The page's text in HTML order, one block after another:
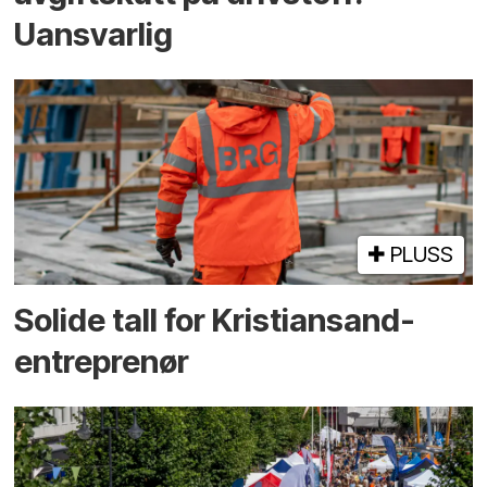
Uansvarlig
PLUSS
Solide tall for Kristiansand-
entreprenør